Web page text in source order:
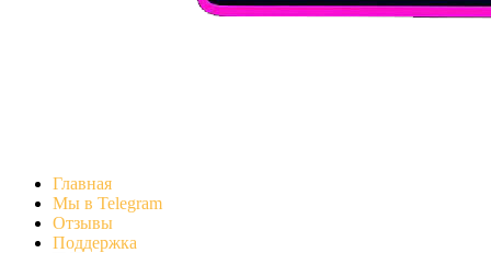
Главная
Мы в Telegram
Отзывы
Поддержка